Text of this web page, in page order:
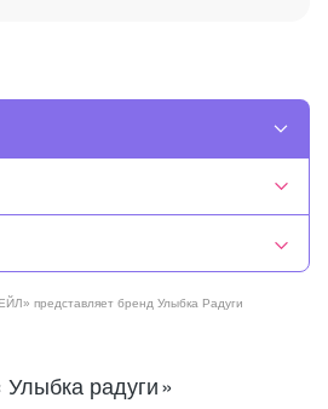
представляет бренд Улыбка Радуги
Улыбка радуги»